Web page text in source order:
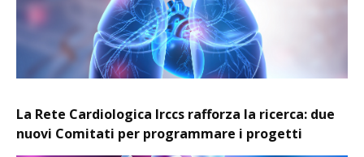
La Rete Cardiologica Irccs rafforza la ricerca: due
nuovi Comitati per programmare i progetti